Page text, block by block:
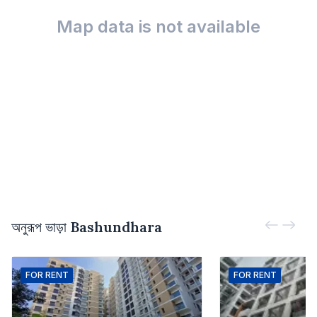
Map data is not available
অনুরূপ ভাড়া Bashundhara
FOR RENT FOR RENT